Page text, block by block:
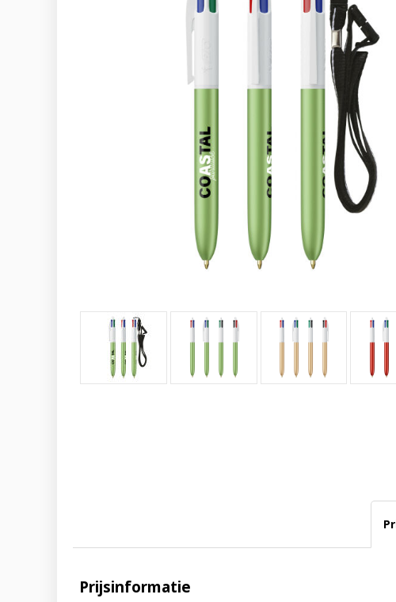
Prijsinformatie